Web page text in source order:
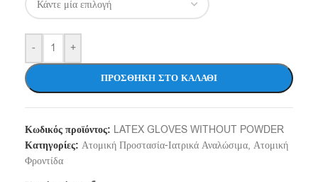
- +
ΠΡΟΣΘΉΚΗ ΣΤΟ ΚΑΛΆΘΙ
Κωδικός προϊόντος: LATEX GLOVES WITHOUT POWDER
Κατηγορίες: Ατομική Προστασία-Ιατρικά Αναλώσιμα, Ατομική
Φροντίδα